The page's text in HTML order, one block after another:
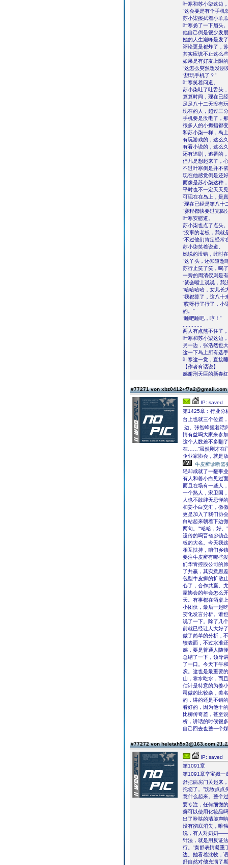
叶寒和苏小柒这边
“这会要是有个手机
苏小柒擦拭着小羊
叶寒扬了一下眉头。
他自己倒是很少发
她的人生巅峰是发
评论更是都炸了，
其实应该不止这么
如果是有好友上限
“这怎么突然想发朋
“想玩手机了？”
叶寒笑着问道。
苏小柒吐了吐舌头
算算时间，现在已
足足八十二天没有
现在的人，超过三
手机要是没电了，
很多人的小拇指都
和苏小柒一样，岛
有玩游戏的，这么
有看小说的，这么
还有追剧，追番的
但凡是想起来了，
不过叶寒倒是并不
现在他感觉倒是还
而像是苏小柒这种
平时也不一定天天
可现在在岛上，是
“现在已经是第八十
“赛程都快要过完四
叶寒安慰道。
苏小柒也点了点头。
“没事的老板，我就
“不过他们肯定经常
苏小柒笑着说道。
她说的没错，此时
“这丫头，还知道想
苏行止笑了笑，喝
一旁的周清仪则是
“就会嘴上说说，我
“哈哈哈哈，女儿长
“我都算了，这八十
“哎呀行了行了，小
的。”
“睡吧睡吧，哼！”
两人有点熬不住了
叶寒和苏小柒这边
另一边，张浩然也
这一下岛上所有选
叶寒这一觉，直接
【作者有话说】
感谢刑天巨的新春
#77271 von xbz0412+f7a2@gmail.com
IP: saved
第1425章：行业分
台上也就三个位置
边。张智峰握着话
情有益吗大家来参
这个人数差不多翻
在……”虽然刚才在
企业家协会，就是
牛皮癣诊断需
轻却成就了一翻事
有人和姜小白见过
而且在场有一些人
一个熟人，宋卫国
人也不敢肆无忌惮
和姜小白交汇，微
更是加入了我们协
白站起来朝着下边
两句。”“哈哈，好
遗传的吗晋省乡镇
板的大名。今天我
相互扶持，咱们乡
要注牛皮癣有哪些
们华青控股公司的
了共赢，其实意思
包型牛皮癣的扩散
心了，合作共赢。
家协会的年会怎么
天。有事都在酒桌
小团伙，最后一起
变化发言分析。谁
说了一下。除了几
前就已经让人大好
做了简单的分析，
较表面，不过水准
感，要是普通人随
总结了一下，领导
了一口。今天下午
炭。这也是最重要
山，靠水吃水，而
估计是特意的为姜
司做的比较杂，美
的，讲的还是不错
看好的，因为他干
比柳传奇差，甚至
析，讲话的时候很
自己回去也整一个
#77272 von heletah5x3@163.com
IP: saved
第1091章
第1091章辛宝娥一
舒把病房门关起来
托您了。”沈牧点点
意什么起来。整个
要专注，任何细微
癣可以使用化妆品
出了咔哒的清脆声
没有彻底消失，唯
说，有人对奶奶
针法，就是用反证
行。”秦舒表情凝重
边。她看着沈牧，
舒自然对他充满了